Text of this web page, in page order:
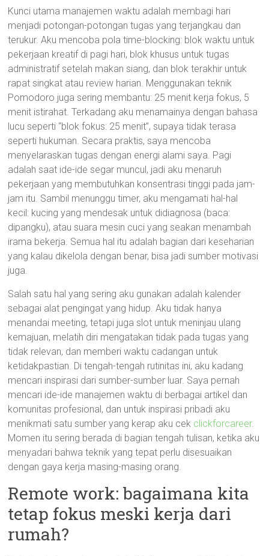
Kunci utama manajemen waktu adalah membagi hari
menjadi potongan-potongan tugas yang terjangkau dan
terukur. Aku mencoba pola time-blocking: blok waktu untuk
pekerjaan kreatif di pagi hari, blok khusus untuk tugas
administratif setelah makan siang, dan blok terakhir untuk
rapat singkat atau review harian. Menggunakan teknik
Pomodoro juga sering membantu: 25 menit kerja fokus, 5
menit istirahat. Terkadang aku menamainya dengan bahasa
lucu seperti “blok fokus: 25 menit”, supaya tidak terasa
seperti hukuman. Secara praktis, saya mencoba
menyelaraskan tugas dengan energi alami saya. Pagi
adalah saat ide-ide segar muncul, jadi aku menaruh
pekerjaan yang membutuhkan konsentrasi tinggi pada jam-
jam itu. Sambil menunggu timer, aku mengamati hal-hal
kecil: kucing yang mendesak untuk didiagnosa (baca:
dipangku), atau suara mesin cuci yang seakan menambah
irama bekerja. Semua hal itu adalah bagian dari keseharian
yang kalau dikelola dengan benar, bisa jadi sumber motivasi
juga.
Salah satu hal yang sering aku gunakan adalah kalender
sebagai alat pengingat yang hidup. Aku tidak hanya
menandai meeting, tetapi juga slot untuk meninjau ulang
kemajuan, melatih diri mengatakan tidak pada tugas yang
tidak relevan, dan memberi waktu cadangan untuk
ketidakpastian. Di tengah-tengah rutinitas ini, aku kadang
mencari inspirasi dari sumber-sumber luar. Saya pernah
mencari ide-ide manajemen waktu di berbagai artikel dan
komunitas profesional, dan untuk inspirasi pribadi aku
menikmati satu sumber yang kerap aku cek clickforcareer.
Momen itu sering berada di bagian tengah tulisan, ketika aku
menyadari bahwa teknik yang tepat perlu disesuaikan
dengan gaya kerja masing-masing orang.
Remote work: bagaimana kita
tetap fokus meski kerja dari
rumah?